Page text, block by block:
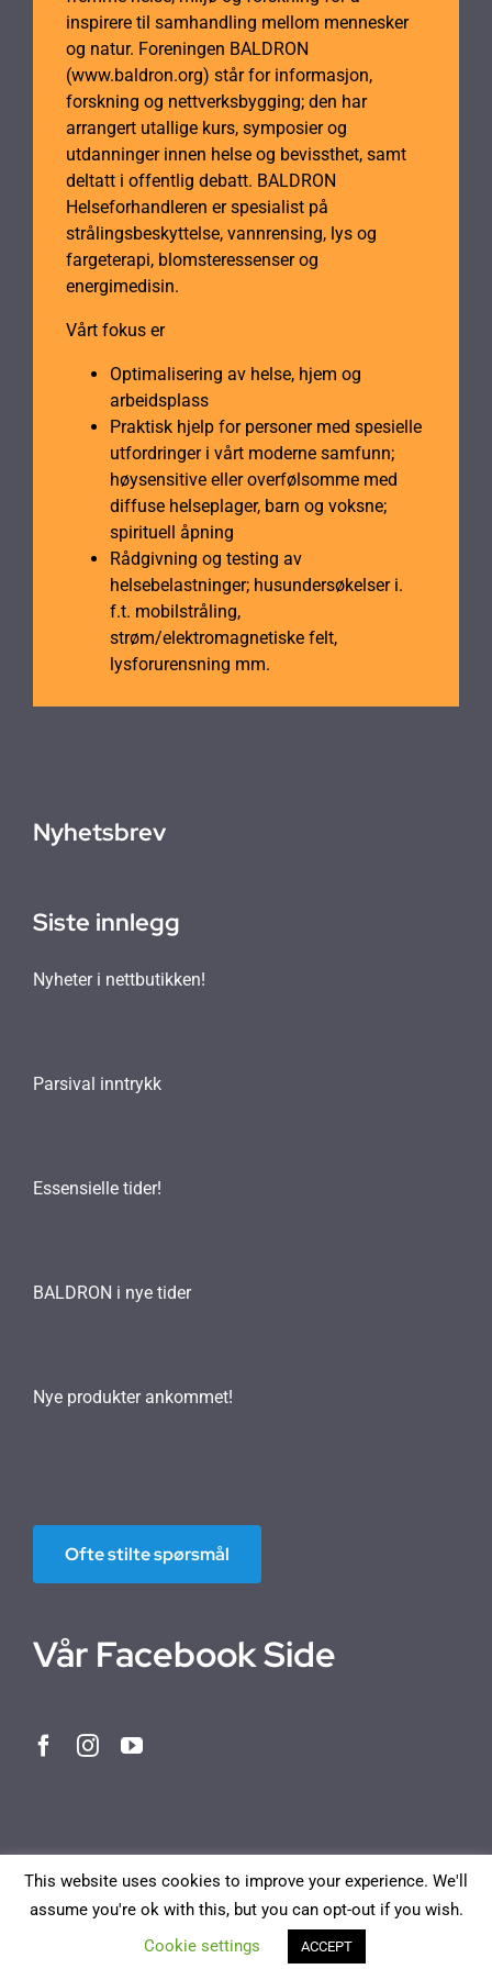
inspirere til samhandling mellom mennesker
og natur. Foreningen BALDRON
(www.baldron.org) står for informasjon,
forskning og nettverksbygging; den har
arrangert utallige kurs, symposier og
utdanninger innen helse og bevissthet, samt
deltatt i offentlig debatt. BALDRON
Helseforhandleren er spesialist på
strålingsbeskyttelse, vannrensing, lys og
fargeterapi, blomsteressenser og
energimedisin.
Vårt fokus er
Optimalisering av helse, hjem og
arbeidsplass
Praktisk hjelp for personer med spesielle
utfordringer i vårt moderne samfunn;
høysensitive eller overfølsomme med
diffuse helseplager, barn og voksne;
spirituell åpning
Rådgivning og testing av
helsebelastninger; husundersøkelser i.
f.t. mobilstråling,
strøm/elektromagnetiske felt,
lysforurensning mm.
Nyhetsbrev
Siste innlegg
Nyheter i nettbutikken!
Parsival inntrykk
Essensielle tider!
BALDRON i nye tider
Nye produkter ankommet!
Ofte stilte spørsmål
Vår Facebook Side
This website uses cookies to improve your experience. We'll
assume you're ok with this, but you can opt-out if you wish.
Cookie settings
ACCEPT
Norwegian Bokmål English Deutsch Français